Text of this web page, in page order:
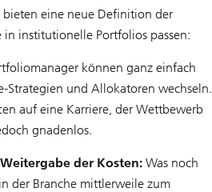
eine neue Definition der
institutionelle Portfolios passen:
können ganz einfach
Strategien und Allokatoren wechseln.
auf eine Karriere, der Wettbewerb
gnadenlos.
der Kosten: Was noch
der Branche mittlerweile zum